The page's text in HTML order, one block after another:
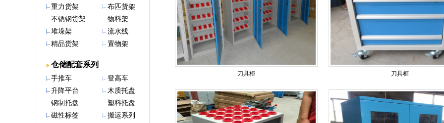
重力货架
布匹货架
不锈钢货架
物料架
堆垛架
流水线
精品货架
置物架
仓储配套系列
手推车
登高车
升降平台
木质托盘
钢制托盘
塑料托盘
磁性标签
搬运系列
刀具柜 刀具柜